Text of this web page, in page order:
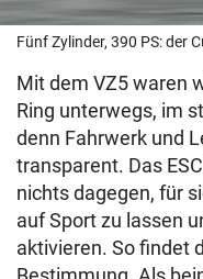
Fünf Zylinder, 390 PS: der
Mit dem VZ5 waren
Ring unterwegs, im
denn Fahrwerk und
transparent. Das
nichts dagegen, für
auf Sport zu lassen
aktivieren. So findet